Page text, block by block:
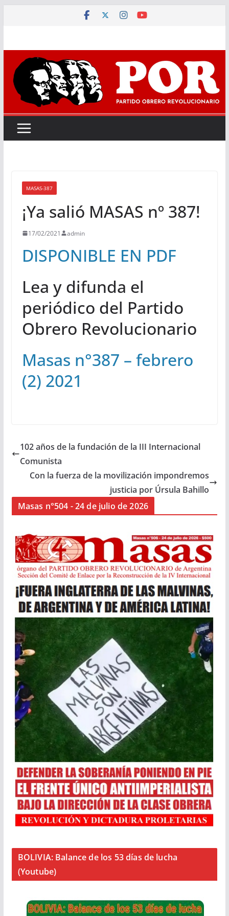
MASAS-387
¡Ya salió MASAS nº 387!
17/02/2021 admin
DISPONIBLE EN PDF
Lea y difunda el
periódico del Partido
Obrero Revolucionario
Masas n°387 – febrero
(2) 2021
102 años de la fundación de la III Internacional
Comunista
Con la fuerza de la movilización impondremos
justicia por Úrsula Bahillo
Masas n°504 - 24 de julio de 2026
BOLIVIA: Balance de los 53 días de lucha
(Youtube)